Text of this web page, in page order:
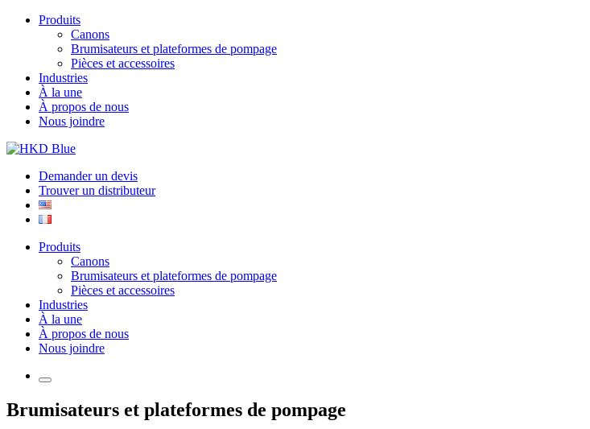
Produits
Canons
Brumisateurs et plateformes de pompage
Pièces et accessoires
Industries
À la une
À propos de nous
Nous joindre
Demander un devis
Trouver un distributeur
Produits
Canons
Brumisateurs et plateformes de pompage
Pièces et accessoires
Industries
À la une
À propos de nous
Nous joindre
Brumisateurs et plateformes de pompage